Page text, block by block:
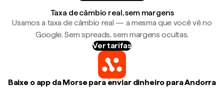
Taxa de câmbio real, sem margens
Usamos a taxa de câmbio real — a mesma que você vê no
Google. Sem spreads, sem margens ocultas.
Ver tarifas
Baixe o app da Morse para enviar dinheiro para Andorra